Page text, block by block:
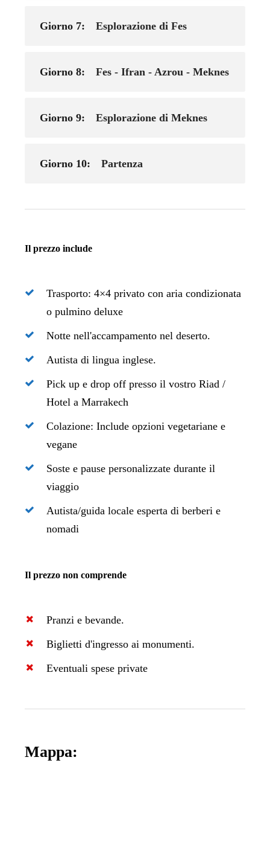
Giorno 7: Esplorazione di Fes
Giorno 8: Fes - Ifran - Azrou - Meknes
Giorno 9: Esplorazione di Meknes
Giorno 10: Partenza
Il prezzo include
Trasporto: 4×4 privato con aria condizionata
o pulmino deluxe
Notte nell'accampamento nel deserto.
Autista di lingua inglese.
Pick up e drop off presso il vostro Riad /
Hotel a Marrakech
Colazione: Include opzioni vegetariane e
vegane
Soste e pause personalizzate durante il
viaggio
Autista/guida locale esperta di berberi e
nomadi
Il prezzo non comprende
Pranzi e bevande.
Biglietti d'ingresso ai monumenti.
Eventuali spese private
Mappa: